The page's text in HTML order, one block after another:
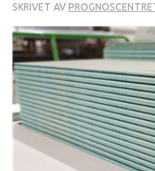
SKRIVET AV